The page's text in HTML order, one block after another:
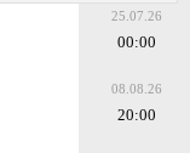
25.07.26
00:00
08.08.26
20:00